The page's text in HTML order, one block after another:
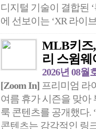
디지털 기술이 결합된
에 선보이는 ‘XR 라이
MLB키즈,
리 스윔웨
2026년 08월
[Zoom In] 프리미엄 라
여름 휴가 시즌을 맞아
룩 콘텐츠를 공개했다.
콘텐츠는 감각적인 링